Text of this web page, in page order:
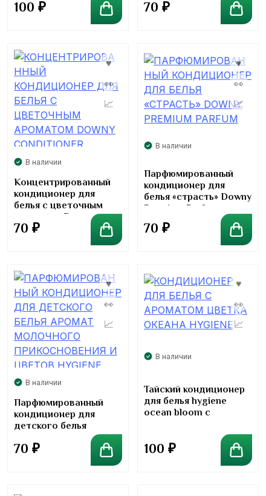
Sunrise Kiss Hygiene
100 ₽ Laundry Conditioner
70 ₽
В наличии
Концентрированный
кондиционер для
белья с цветочным
ароматом Downy
Conditioner
70 ₽
В наличии
Парфюмированный
кондиционер для
белья «страсть» Downy
Premium Parfum
70 ₽
В наличии
Парфюмированный
кондиционер для
детского белья
аромат молочного
прикосновения и
70 ₽
В наличии
Тайский кондиционер
для белья hygiene
ocean bloom с
100 ₽